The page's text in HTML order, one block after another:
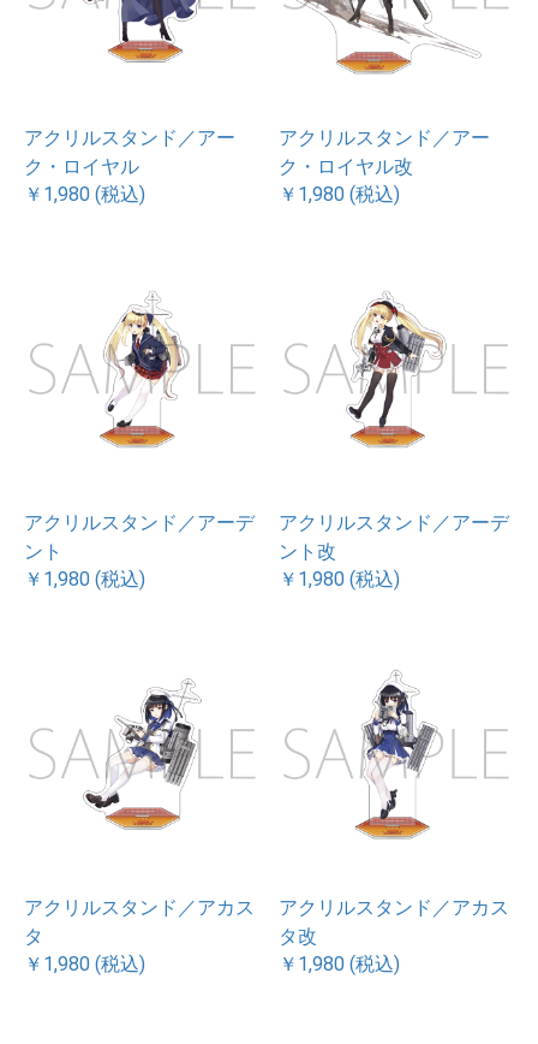
アクリルスタンド／アー
ク・ロイヤル
￥1,980 (税込)
アクリルスタンド／アー
ク・ロイヤル改
￥1,980 (税込)
アクリルスタンド／アーデ
ント
￥1,980 (税込)
アクリルスタンド／アーデ
ント改
￥1,980 (税込)
アクリルスタンド／アカス
タ
￥1,980 (税込)
アクリルスタンド／アカス
タ改
￥1,980 (税込)